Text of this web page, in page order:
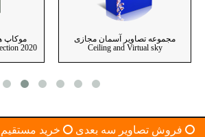
موکاپ
2020
مجموعه تصاویر آسمان مجازی
Ceiling and Virtual sky
فروش تصاویر سه بعدی
خرید